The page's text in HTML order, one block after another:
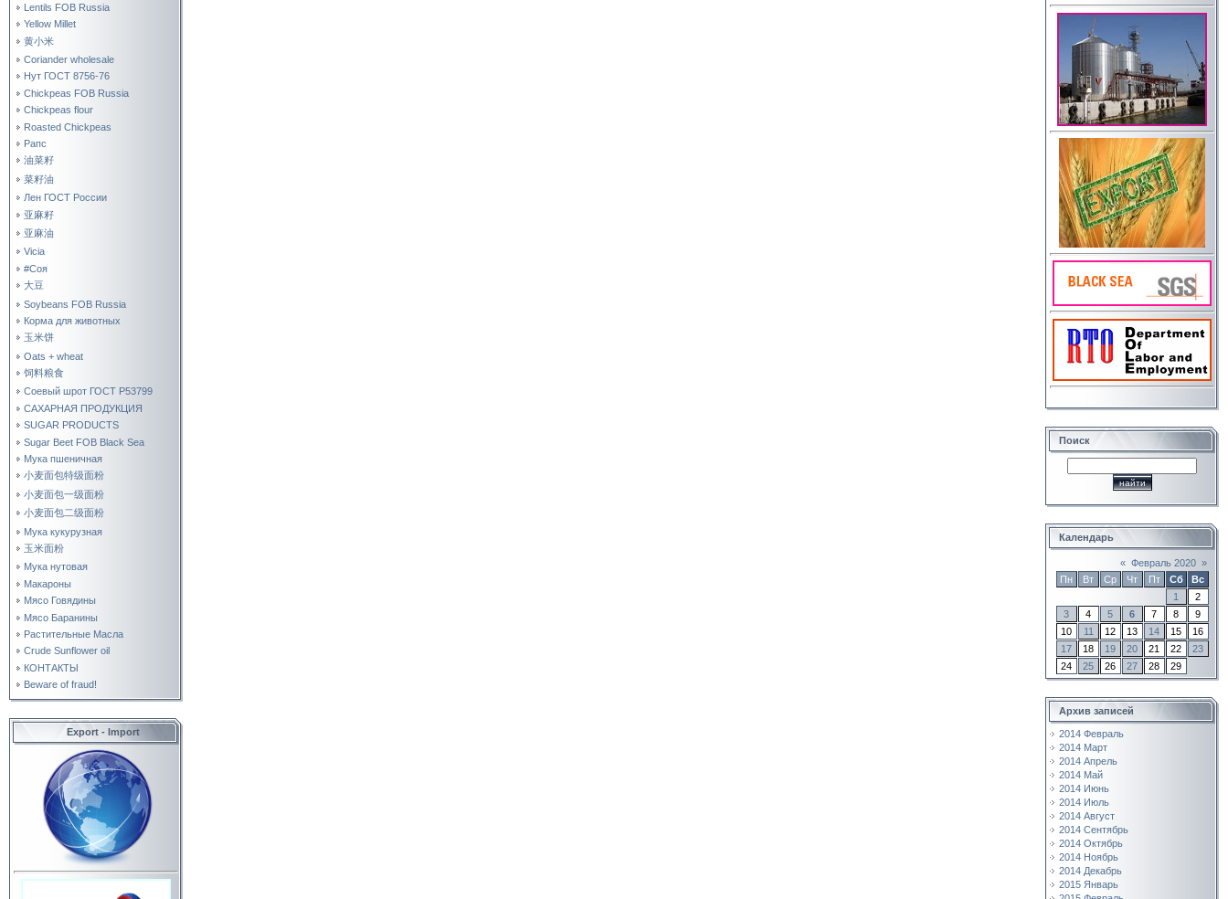
Lentils FOB Russia
Yellow Millet
黄小米
Coriander wholesale
Нут ГОСТ 8756-76
Chickpeas FOB Russia
Chickpeas flour
Roasted Chickpeas
Рапс
油菜籽
菜籽油
Лен ГОСТ России
亚麻籽
亚麻油
Vicia
#Соя
大豆
Soybeans FOB Russia
Корма для животных
玉米饼
Oats + wheat
饲料粮食
Соевый шрот ГОСТ Р53799
САХАРНАЯ ПРОДУКЦИЯ
SUGAR PRODUCTS
Sugar Beet FOB Black Sea
Мука пшеничная
小麦面包特级面粉
小麦面包一级面粉
小麦面包二级面粉
Мука кукурузная
玉米面粉
Мука нутовая
Макароны
Мясо Говядины
Мясо Баранины
Растительные Масла
Crude Sunflower oil
КОНТАКТЫ
Beware of fraud!
Export - Import
Поиск
Календарь
« Февраль 2020 »
Пн
Вт Ср Чт Пт Сб
Вс
1
2
3
4 5 6 7 8
9
10
11 12 13 14 15
16
17
18 19 20 21 22
23
24
25 26 27 28 29
Архив записей
2014 Февраль
2014 Март
2014 Апрель
2014 Май
2014 Июнь
2014 Июль
2014 Август
2014 Сентябрь
2014 Октябрь
2014 Ноябрь
2014 Декабрь
2015 Январь